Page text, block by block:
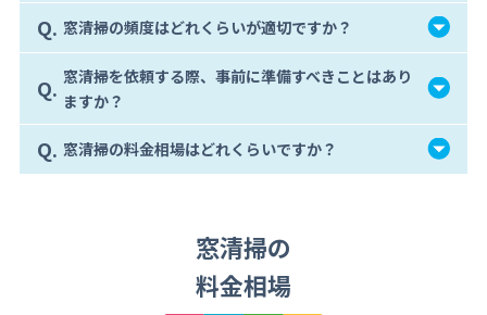
Q. 窓清掃の頻度はどれくらいが適切ですか？
Q. 窓清掃を依頼する際、事前に準備すべきことはあり
ますか？
Q. 窓清掃の料金相場はどれくらいですか？
窓清掃の
料金相場